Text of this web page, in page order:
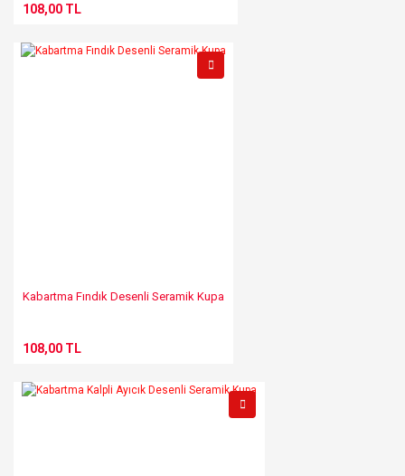
108,00 TL
Kabartma Fındık Desenli Seramik Kupa
108,00 TL